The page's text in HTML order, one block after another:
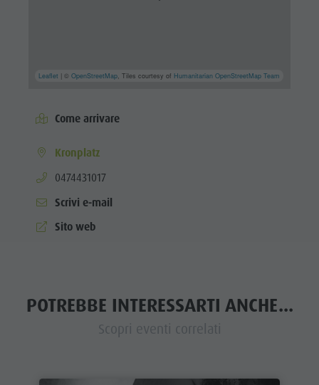
Leaflet | ©OpenStreetMap , Tiles courtesy of Humanitarian OpenStreetMap Team
Come arrivare
Kronplatz
aria.phone:
0474431017
Scrivi e-mail
Sito web
POTREBBE INTERESSARTI ANCHE...
Scopri eventi correlati